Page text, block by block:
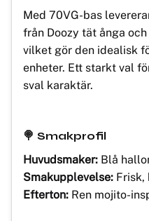
Med 70VG-bas
från Doozy tät ånga
vilket gör den idealisk
enheter. Ett starkt val
sval karaktär.
🍭 Smakprofil
Huvudsmaker: Blå
Smakupplevelse: Frisk,
Efterton: Ren mojito-